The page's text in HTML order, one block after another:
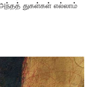
அந்தத் துகள்கள் எல்லாம்